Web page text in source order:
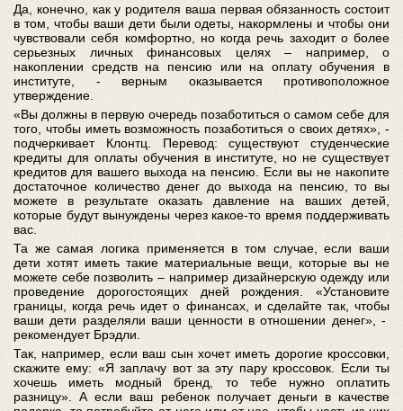
Да, конечно, как у родителя ваша первая обязанность состоит
в том, чтобы ваши дети были одеты, накормлены и чтобы они
чувствовали себя комфортно, но когда речь заходит о более
серьезных личных финансовых целях – например, о
накоплении средств на пенсию или на оплату обучения в
институте, - верным оказывается противоположное
утверждение.
«Вы должны в первую очередь позаботиться о самом себе для
того, чтобы иметь возможность позаботиться о своих детях», -
подчеркивает Клонтц. Перевод: существуют студенческие
кредиты для оплаты обучения в институте, но не существует
кредитов для вашего выхода на пенсию. Если вы не накопите
достаточное количество денег до выхода на пенсию, то вы
можете в результате оказать давление на ваших детей,
которые будут вынуждены через какое-то время поддерживать
вас.
Та же самая логика применяется в том случае, если ваши
дети хотят иметь такие материальные вещи, которые вы не
можете себе позволить – например дизайнерскую одежду или
проведение дорогостоящих дней рождения. «Установите
границы, когда речь идет о финансах, и сделайте так, чтобы
ваши дети разделяли ваши ценности в отношении денег», -
рекомендует Брэдли.
Так, например, если ваш сын хочет иметь дорогие кроссовки,
скажите ему: «Я заплачу вот за эту пару кроссовок. Если ты
хочешь иметь модный бренд, то тебе нужно оплатить
разницу». А если ваш ребенок получает деньги в качестве